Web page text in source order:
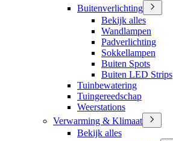
Buitenverlichting
Bekijk alles
Wandlampen
Padverlichting
Sokkellampen
Buiten Spots
Buiten LED Strips
Tuinbewatering
Tuingereedschap
Weerstations
Verwarming & Klimaat
Bekijk alles